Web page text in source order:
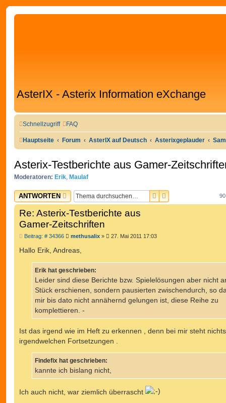
AsterIX - Asterix Information eXchange
Schnellzugriff FAQ
Hauptseite Forum AsterIX auf Deutsch Asterixgeplauder
Asterix-Testberichte aus Gamer-
Moderatoren: Erik, Maulaf
ANTWORTEN SUCHEERWEITERTE
Re: Asterix-Testberichte aus
Gamer-Zeitschriften
Beitrag: # 34366B
i
r
a
methusalix » 27. Mai 2011 17:03
Hallo Erik, Andreas,
Erik hat geschrieben:
Leider sind diese Berichte bzw. Spielelösungen aber nicht
Stück erschienen, sondern pausierten zwischendurch, so
mir bis dato nicht annähernd gelungen ist, diese Reihe zu
komplettieren. -
Ist das irgend wie im Heft zu erkennen , denn bei mir steht
irgendwelchen Fortsetzungen .
Findefix hat geschrieben:
kannte ich bislang nicht,
Ich auch nicht, war ziemlich überrascht